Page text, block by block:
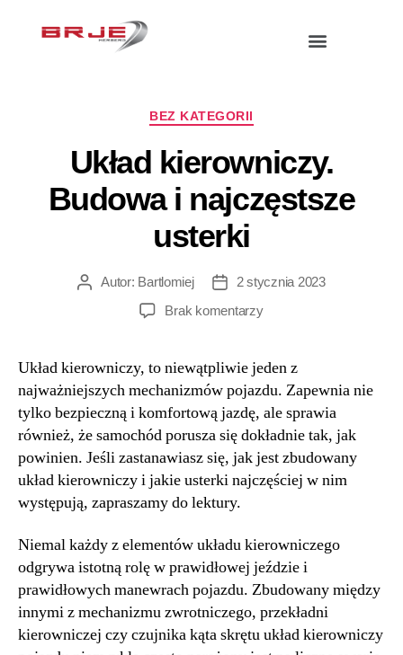
BEZ KATEGORII
Układ kierowniczy.
Budowa i najczęstsze
usterki
Autor: Bartlomiej
2 stycznia 2023
Brak komentarzy
Układ kierowniczy, to niewątpliwie jeden z
najważniejszych mechanizmów pojazdu. Zapewnia nie
tylko bezpieczną i komfortową jazdę, ale sprawia
również, że samochód porusza się dokładnie tak, jak
powinien. Jeśli zastanawiasz się, jak jest zbudowany
układ kierowniczy i jakie usterki najczęściej w nim
występują, zapraszamy do lektury.
Niemal każdy z elementów układu kierowniczego
odgrywa istotną rolę w prawidłowej jeździe i
prawidłowych manewrach pojazdu. Zbudowany między
innymi z mechanizmu zwrotniczego, przekładni
kierowniczej czy czujnika kąta skrętu układ kierowniczy